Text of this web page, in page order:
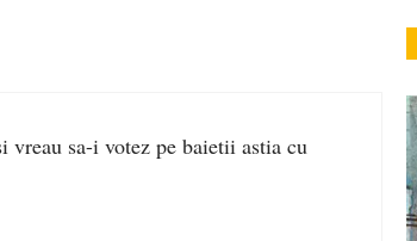
vreau sa-i votez pe baietii astia cu